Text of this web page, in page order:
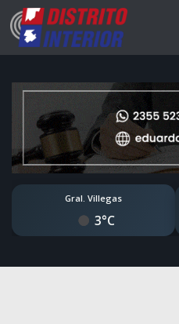
Gral. Villegas
3°C